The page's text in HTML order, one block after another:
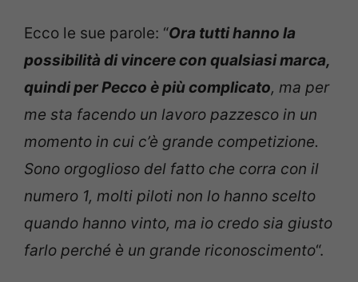
Ecco le sue parole: “Ora tutti hanno la
possibilità di vincere con qualsiasi marca,
quindi per Pecco è più complicato, ma per
me sta facendo un lavoro pazzesco in un
momento in cui c’è grande competizione.
Sono orgoglioso del fatto che corra con il
numero 1, molti piloti non lo hanno scelto
quando hanno vinto, ma io credo sia giusto
farlo perché è un grande riconoscimento“.